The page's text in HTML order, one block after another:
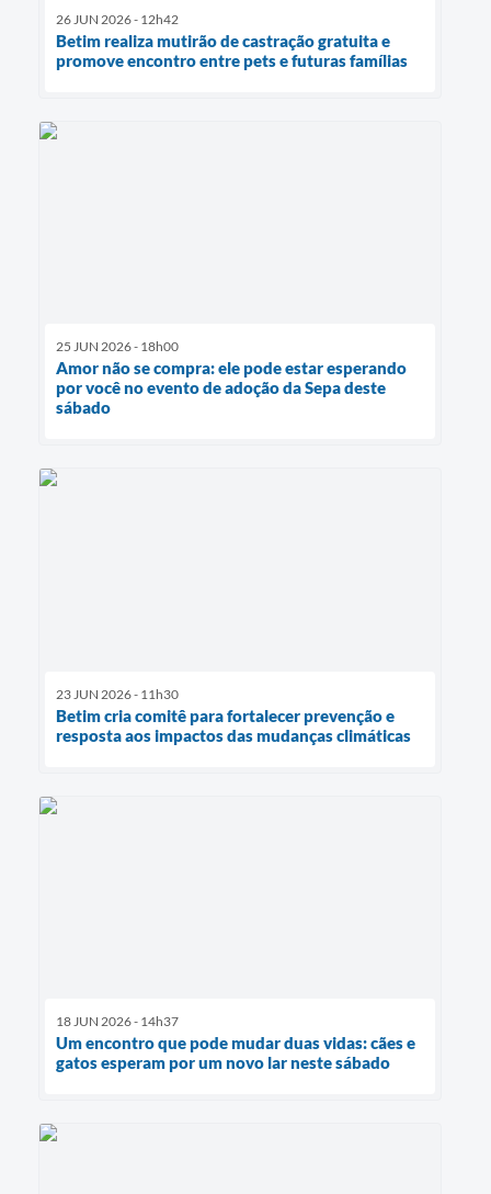
26 JUN 2026 - 12h42
Betim realiza mutirão de castração gratuita e
promove encontro entre pets e futuras famílias
25 JUN 2026 - 18h00
Amor não se compra: ele pode estar esperando
por você no evento de adoção da Sepa deste
sábado
23 JUN 2026 - 11h30
Betim cria comitê para fortalecer prevenção e
resposta aos impactos das mudanças climáticas
18 JUN 2026 - 14h37
Um encontro que pode mudar duas vidas: cães e
gatos esperam por um novo lar neste sábado